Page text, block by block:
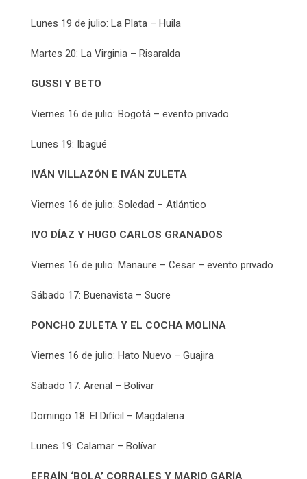
Lunes 19 de julio: La Plata – Huila
Martes 20: La Virginia – Risaralda
GUSSI Y BETO
Viernes 16 de julio: Bogotá – evento privado
Lunes 19: Ibagué
IVÁN VILLAZÓN E IVÁN ZULETA
Viernes 16 de julio: Soledad – Atlántico
IVO DÍAZ Y HUGO CARLOS GRANADOS
Viernes 16 de julio: Manaure – Cesar – evento privado
Sábado 17: Buenavista – Sucre
PONCHO ZULETA Y EL COCHA MOLINA
Viernes 16 de julio: Hato Nuevo – Guajira
Sábado 17: Arenal – Bolívar
Domingo 18: El Difícil – Magdalena
Lunes 19: Calamar – Bolívar
EFRAÍN ‘BOLA’ CORRALES Y MARIO GARÍA